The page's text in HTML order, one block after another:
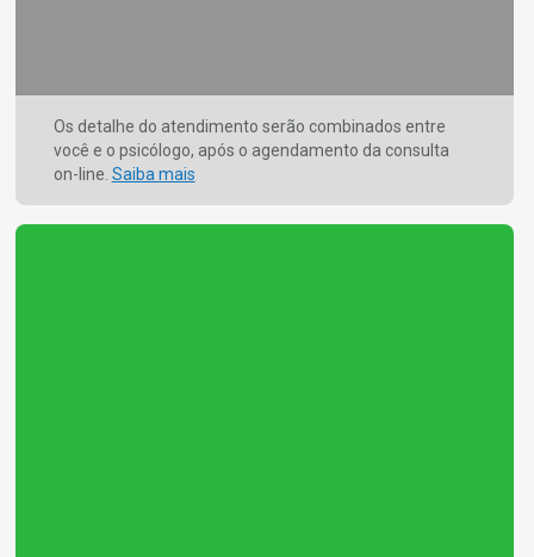
Os detalhe do atendimento serão combinados entre
você e o psicólogo, após o agendamento da consulta
on-line. Saiba mais